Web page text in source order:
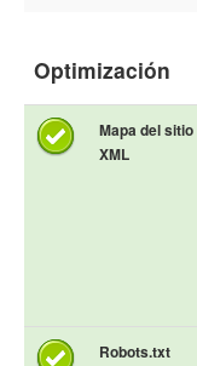
Optimización
Mapa del sitio
XML
Robots.txt